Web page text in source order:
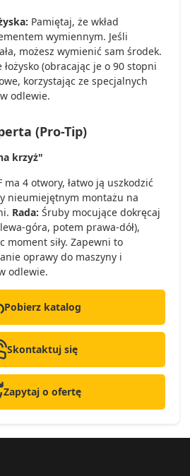
Pamiętaj, że wkład
wymiennym. Jeśli
możesz wymienić sam środek.
(obracając je o 90 stopni
korzystając ze specjalnych
odlewie.
(Pro-Tip)
krzyż"
ma 4 otwory, łatwo ją uszkodzić
nieumiejętnym montażu na
Rada: Śruby mocujące dokręcaj
góra, potem prawa-dół),
moment siły. Zapewni to
oprawy do maszyny i
odlewie.
Pobierz katalog
Skontaktuj się
Zapytaj o ofertę